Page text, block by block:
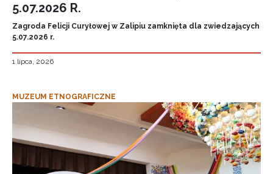
5.07.2026 R.
Zagroda Felicji Curyłowej w Zalipiu zamknięta dla zwiedzających
5.07.2026 r.
1 lipca, 2026
MUZEUM ETNOGRAFICZNE